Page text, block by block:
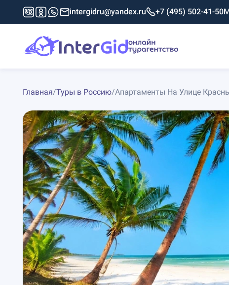
intergidru@yandex.ru +7 (495) 502-41-50
Главная/Туры в Россию/Апартаменты На Улице